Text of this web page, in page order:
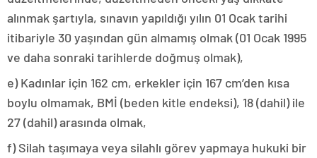
alınmak şartıyla, sınavın yapıldığı yılın 01 Ocak tarihi
itibariyle 30 yaşından gün almamış olmak (01 Ocak 1995
ve daha sonraki tarihlerde doğmuş olmak),
e) Kadınlar için 162 cm, erkekler için 167 cm’den kısa
boylu olmamak, BMİ (beden kitle endeksi), 18 (dahil) ile
27 (dahil) arasında olmak,
f) Silah taşımaya veya silahlı görev yapmaya hukuki bir